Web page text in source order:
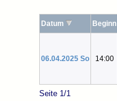
Datum Beginn
06.04.2025 So 14:00
Seite 1/1